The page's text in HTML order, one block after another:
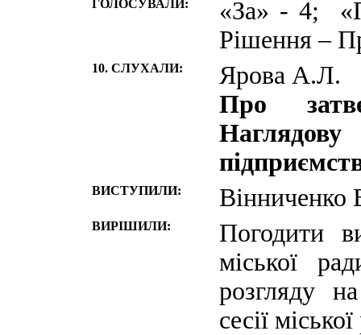
ГОЛОСУВАЛИ:
«За» - 4;
Рішення –
10. СЛУХАЛИ:
Ярова А.Л.
Про
ВИСТУПИЛИ:
ВИРІШИЛИ:
Погодити
міської
розгляду
сесії